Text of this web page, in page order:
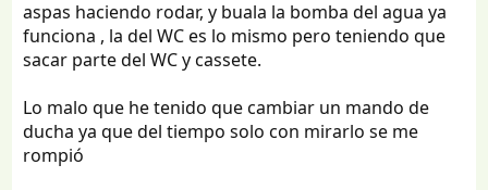
aspas haciendo rodar, y buala la bomba del agua ya
funciona , la del WC es lo mismo pero teniendo que
sacar parte del WC y cassete.
Lo malo que he tenido que cambiar un mando de
ducha ya que del tiempo solo con mirarlo se me
rompió